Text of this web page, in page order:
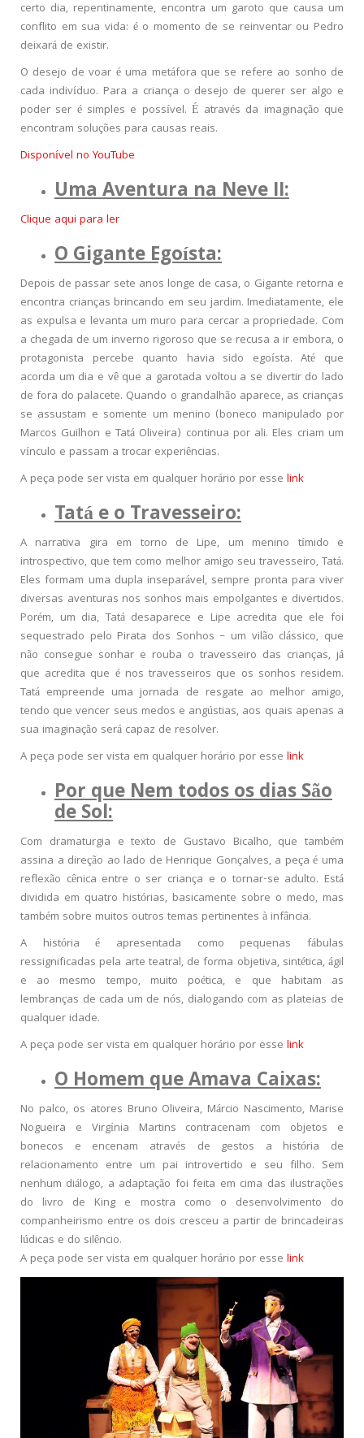
certo dia, repentinamente, encontra um garoto que causa um
conflito em sua vida: é o momento de se reinventar ou Pedro
deixará de existir.
O desejo de voar é uma metáfora que se refere ao sonho de
cada indivíduo. Para a criança o desejo de querer ser algo e
poder ser é simples e possível. É através da imaginação que
encontram soluções para causas reais.
Disponível no YouTube
Uma Aventura na Neve II:
Clique aqui para ler
O Gigante Egoísta:
Depois de passar sete anos longe de casa, o Gigante retorna e
encontra crianças brincando em seu jardim. Imediatamente, ele
as expulsa e levanta um muro para cercar a propriedade. Com
a chegada de um inverno rigoroso que se recusa a ir embora, o
protagonista percebe quanto havia sido egoísta. Até que
acorda um dia e vê que a garotada voltou a se divertir do lado
de fora do palacete. Quando o grandalhão aparece, as crianças
se assustam e somente um menino (boneco manipulado por
Marcos Guilhon e Tatá Oliveira) continua por ali. Eles criam um
vínculo e passam a trocar experiências.
A peça pode ser vista em qualquer horário por esse link
Tatá e o Travesseiro:
A narrativa gira em torno de Lipe, um menino tímido e
introspectivo, que tem como melhor amigo seu travesseiro, Tatá.
Eles formam uma dupla inseparável, sempre pronta para viver
diversas aventuras nos sonhos mais empolgantes e divertidos.
Porém, um dia, Tatá desaparece e Lipe acredita que ele foi
sequestrado pelo Pirata dos Sonhos – um vilão clássico, que
não consegue sonhar e rouba o travesseiro das crianças, já
que acredita que é nos travesseiros que os sonhos residem.
Tatá empreende uma jornada de resgate ao melhor amigo,
tendo que vencer seus medos e angústias, aos quais apenas a
sua imaginação será capaz de resolver.
A peça pode ser vista em qualquer horário por esse link
Por que Nem todos os dias São
de Sol:
Com dramaturgia e texto de Gustavo Bicalho, que também
assina a direção ao lado de Henrique Gonçalves, a peça é uma
reflexão cênica entre o ser criança e o tornar-se adulto. Está
dividida em quatro histórias, basicamente sobre o medo, mas
também sobre muitos outros temas pertinentes à infância.
A história é apresentada como pequenas fábulas
ressignificadas pela arte teatral, de forma objetiva, sintética, ágil
e ao mesmo tempo, muito poética, e que habitam as
lembranças de cada um de nós, dialogando com as plateias de
qualquer idade.
A peça pode ser vista em qualquer horário por esse link
O Homem que Amava Caixas:
No palco, os atores Bruno Oliveira, Márcio Nascimento, Marise
Nogueira e Virgínia Martins contracenam com objetos e
bonecos e encenam através de gestos a história de
relacionamento entre um pai introvertido e seu filho. Sem
nenhum diálogo, a adaptação foi feita em cima das ilustrações
do livro de King e mostra como o desenvolvimento do
companheirismo entre os dois cresceu a partir de brincadeiras
lúdicas e do silêncio.
A peça pode ser vista em qualquer horário por esse link